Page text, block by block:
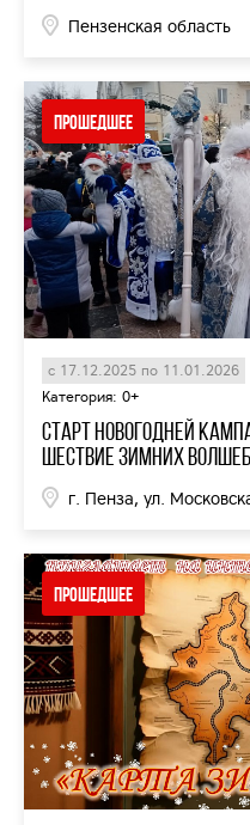
Пензенская область
Прошедшее
с 17.12.2025 по 11.01.2026
Категория: 0+
Старт новогодней
шествие зимних
г. Пенза, ул.
Прошедшее